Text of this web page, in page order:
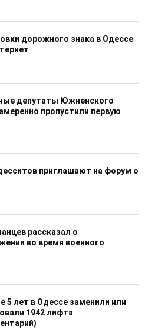
дорожного знака в Одессе
депутаты Южненского
пропустили первую
приглашают на форум о
рассказал о
во время военного
5 лет в Одессе заменили или
1942 лифта